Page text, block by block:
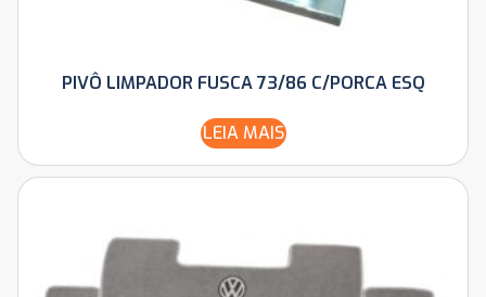
PIVÔ LIMPADOR FUSCA 73/86 C/PORCA ESQ
LEIA MAIS